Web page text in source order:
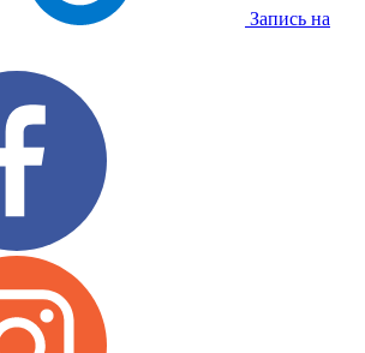
Запись на